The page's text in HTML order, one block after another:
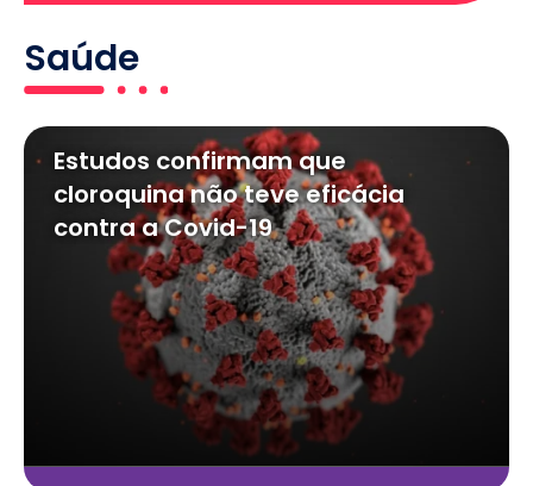
Saúde
Estudos confirmam que
cloroquina não teve eficácia
contra a Covid-19